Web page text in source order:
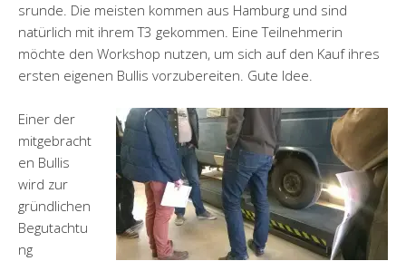
srunde. Die meisten kommen aus Hamburg und sind
natürlich mit ihrem T3 gekommen. Eine Teilnehmerin
möchte den Workshop nutzen, um sich auf den Kauf ihres
ersten eigenen Bullis vorzubereiten. Gute Idee.
Einer der
mitgebracht
en Bullis
wird zur
gründlichen
Begutachtu
ng